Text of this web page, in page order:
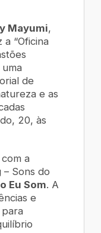
Mayumi,
a “Oficina
de
e as
20, às
a
– Sons do
Eu Som. A
e